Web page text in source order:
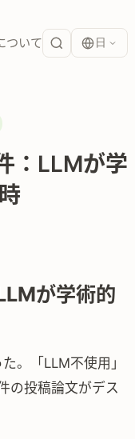
ついて 日
：LLMが学
が学術的
。「LLM不使用」
の投稿論文がデス